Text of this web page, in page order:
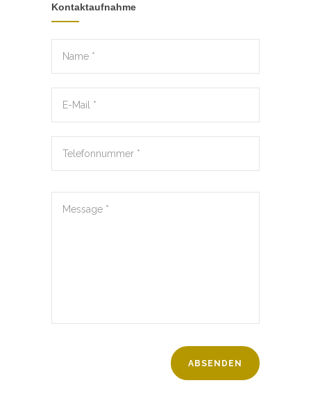
Kontaktaufnahme